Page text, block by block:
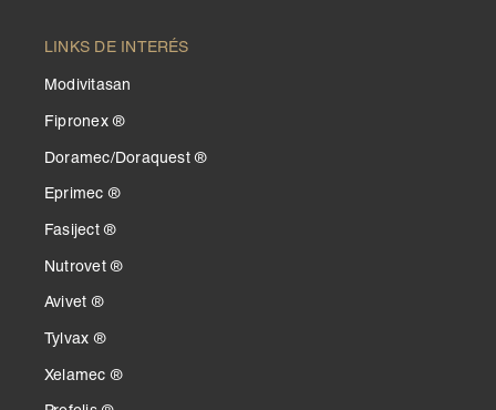
LINKS DE INTERÉS
Modivitasan
Fipronex ®
Doramec/Doraquest ®
Eprimec ®
Fasiject ®
Nutrovet ®
Avivet ®
Tylvax ®
Xelamec ®